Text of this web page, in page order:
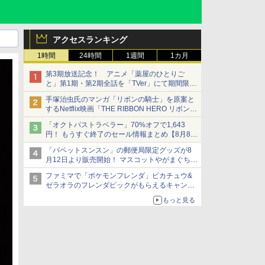
アクセスランキング
1時間 24時間 1週間 1カ月
第3期放送記念！ アニメ「薬屋のひとりご
と」第1期・第2期全話を「TVer」にて期間限定
で順次無料配信開始
手塚治虫氏のマンガ「リボンの騎士」を原案と
するNetflix映画「THE RIBBON HERO リボンヒ
ーロー」本日配信開始
「オクトパストラベラー」70%オフで1,643
円！ もうすぐ終了のセール情報まとめ【8月8日
更新】
ニンテンドーeショップでは「大神 絶景版」が
67%オフで990円
「パペットスンスン」の郵便局限定グッズが8
月12日より販売開始！ マスコットやがまぐち、
レターセットなどが登場
ファミマで「ポケモンフレンダ」ピカチュウ&
ゼラオラのフレンダピックがもらえるキャンペ
もっと見る